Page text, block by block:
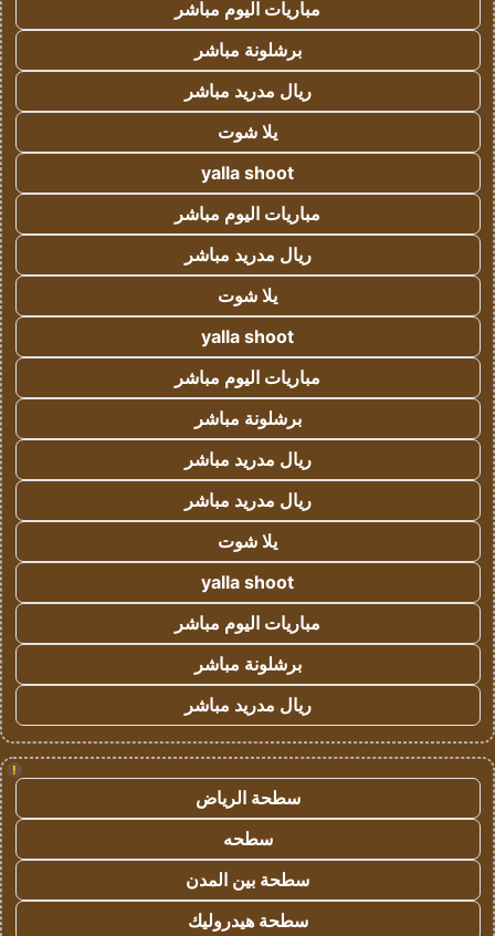
مباريات اليوم مباشر
برشلونة مباشر
ريال مدريد مباشر
يلا شوت
yalla shoot
مباريات اليوم مباشر
ريال مدريد مباشر
يلا شوت
yalla shoot
مباريات اليوم مباشر
برشلونة مباشر
ريال مدريد مباشر
ريال مدريد مباشر
يلا شوت
yalla shoot
مباريات اليوم مباشر
برشلونة مباشر
ريال مدريد مباشر
!
سطحة الرياض
سطحه
سطحة بين المدن
سطحة هيدروليك